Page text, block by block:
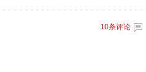
10条评论